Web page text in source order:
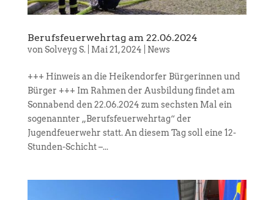
Berufsfeuerwehrtag am 22.06.2024
vonSolveyg S.| Mai 21, 2024 News
+++ Hinweis an die Heikendorfer Bürgerinnen und
Bürger +++ Im Rahmen der Ausbildung findet am
Sonnabend den 22.06.2024 zum sechsten Mal ein
sogenannter „Berufsfeuerwehrtag“ der
Jugendfeuerwehr statt. An diesem Tag soll eine 12-
Stunden-Schicht –...